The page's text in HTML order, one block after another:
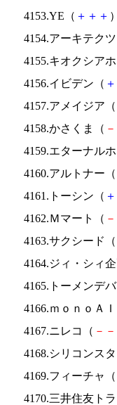
4153.YE（ ＋ ＋ ＋
4154.アーキテク
4155.キオクシア
4156.イビデン（ ＋
4157.アメイジア（
4158.かさくま（ －
4159.エターナル
4160.アルトナー（
4161.トーシン（ ＋
4162.Ｍマート（ －
4163.サクシード（
4164.ジィ・シィ
4165.トーメンデ
4166.ｍｏｎｏＡ
4167.ニレコ（ － －
4168.シリコンス
4169.フィーチャ（
4170.三井住友ト